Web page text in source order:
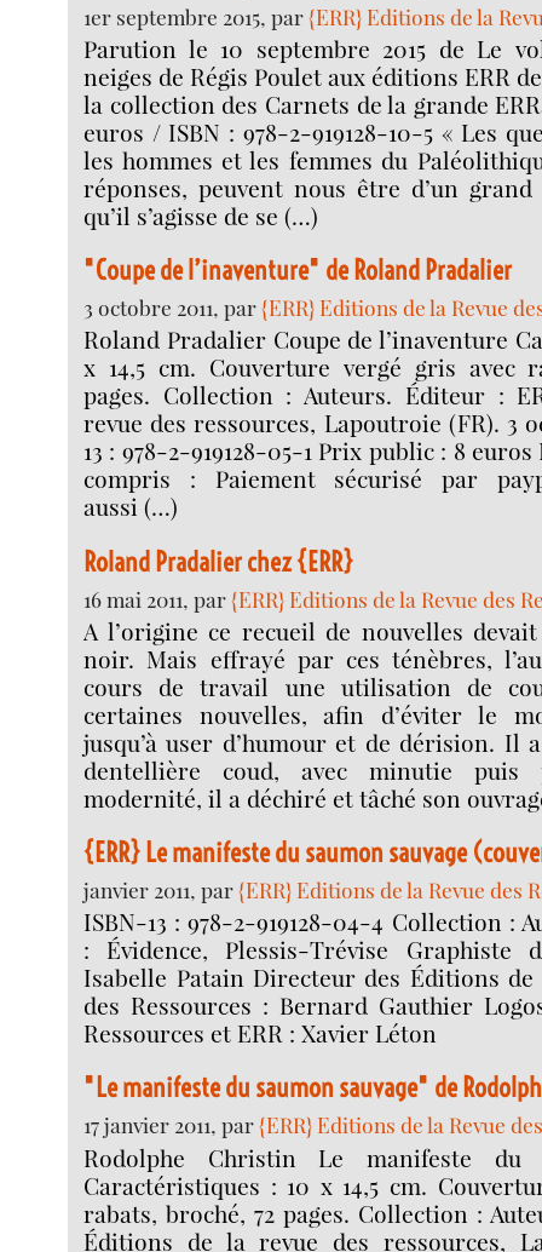
1er septembre 2015, par{ERR} Editions de la
Parution le 10 septembre 2015 de Le
neiges de Régis Poulet aux éditions ERR
la collection des Carnets de la grande
euros / ISBN : 978-2-919128-10-5 « Les
les hommes et les femmes du
réponses, peuvent nous être d’un
qu’il s’agisse de se (…)
"Coupe de l’inaventure" de Roland Pradalier
3 octobre 2011, par{ERR} Editions de la Revue
Roland Pradalier Coupe de l’inaventure
x 14,5 cm. Couverture vergé gris avec
pages. Collection : Auteurs. Éditeur :
revue des ressources, Lapoutroie (FR). 3
13 : 978-2-919128-05-1 Prix public : 8
compris : Paiement sécurisé par
aussi (…)
Roland Pradalier chez {ERR}
16 mai 2011, par{ERR} Editions de la Revue des
A l’origine ce recueil de nouvelles
noir. Mais effrayé par ces ténèbres,
cours de travail une utilisation de
certaines nouvelles, afin d’éviter le
jusqu’à user d’humour et de dérision. Il
dentellière coud, avec minutie puis
modernité, il a déchiré et tâché son
{ERR} Le manifeste du saumon sauvage
janvier 2011, par{ERR} Editions de la Revue des
ISBN-13 : 978-2-919128-04-4 Collection :
: Évidence, Plessis-Trévise
Isabelle Patain Directeur des Éditions de
des Ressources : Bernard Gauthier
Ressources et ERR : Xavier Léton
"Le manifeste du saumon sauvage" de
17 janvier 2011, par{ERR} Editions de la Revue
Rodolphe Christin Le manifeste du
Caractéristiques : 10 x 14,5 cm.
rabats, broché, 72 pages. Collection :
Éditions de la revue des ressources,